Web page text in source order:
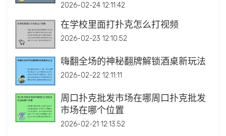
2026-02-24 12:11:42
在学校里面打扑克怎么打视频
2026-02-23 12:10:52
嗨翻全场的神秘翻牌解锁酒桌新玩法
2026-02-22 12:11:11
周口扑克批发市场在哪周口扑克批发
市场在哪个位置
2026-02-21 12:13:52